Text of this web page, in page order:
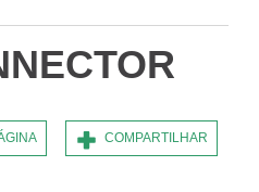
COMPARTILHAR